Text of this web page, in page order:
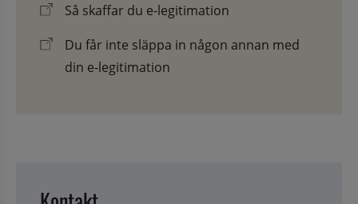
Så skaffar du e-legitimation
Du får inte släppa in någon annan med
din e-legitimation